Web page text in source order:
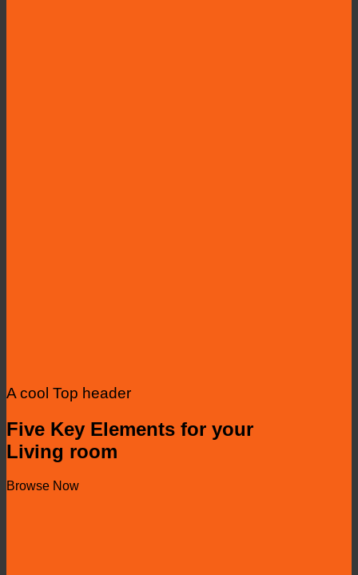
A cool Top header
Five Key Elements for your
Living room
Browse Now